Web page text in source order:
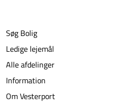
Søg Bolig
Ledige lejemål
Alle afdelinger
Information
Om Vesterport